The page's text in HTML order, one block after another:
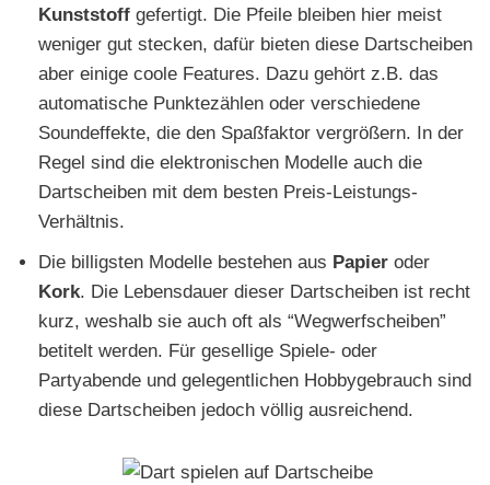
Kunststoff gefertigt. Die Pfeile bleiben hier meist
weniger gut stecken, dafür bieten diese Dartscheiben
aber einige coole Features. Dazu gehört z.B. das
automatische Punktezählen oder verschiedene
Soundeffekte, die den Spaßfaktor vergrößern. In der
Regel sind die elektronischen Modelle auch die
Dartscheiben mit dem besten Preis-Leistungs-
Verhältnis.
Die billigsten Modelle bestehen aus Papier oder
Kork. Die Lebensdauer dieser Dartscheiben ist recht
kurz, weshalb sie auch oft als “Wegwerfscheiben”
betitelt werden. Für gesellige Spiele- oder
Partyabende und gelegentlichen Hobbygebrauch sind
diese Dartscheiben jedoch völlig ausreichend.